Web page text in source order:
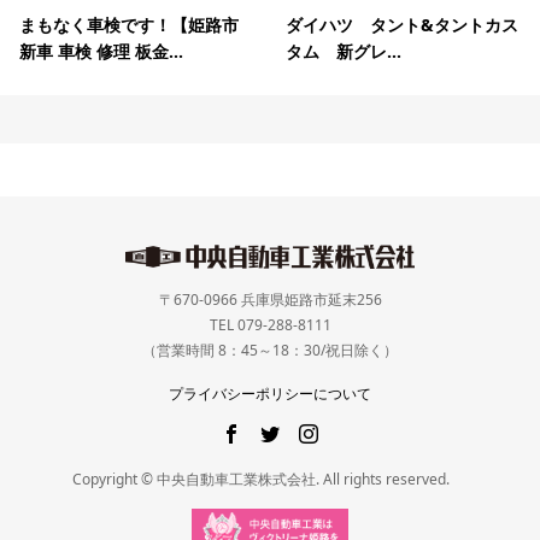
まもなく車検です！【姫路市
新車 車検 修理 板金...
ダイハツ タント&タントカス
タム 新グレ...
〒670-0966 兵庫県姫路市延末256
TEL 079-288-8111
（営業時間 8：45～18：30/祝日除く）
プライバシーポリシーについて
Copyright © 中央自動車工業株式会社. All rights reserved.